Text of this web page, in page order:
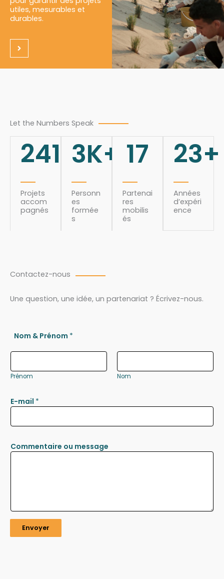
Let the Numbers Speak
utiles, mesurables et
durables.
241
Projets
accom
pagnés
3K+
Personn
es
formée
s
17
Partenai
res
mobilis
és
23+
Années
d’expéri
ence
Contactez-nous
Une question, une idée, un partenariat ? Écrivez-nous.
Nom & Prénom *
Prénom Nom
E-mail *
Commentaire ou message
Envoyer